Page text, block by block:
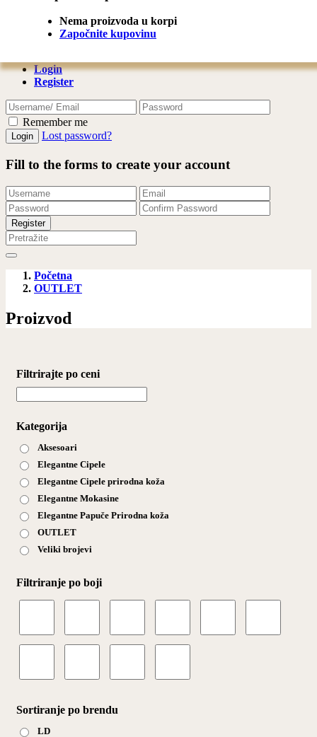
Share this to product:
Login
Register
Remember me
Lost password?
Fill to the forms to create your account
Nema proizvoda u korpi
Započnite kupovinu
Početna
OUTLET
Proizvod
Filtrirajte po ceni
Kategorija
Aksesoari
Elegantne Cipele
Elegantne Cipele prirodna koža
Elegantne Mokasine
Elegantne Papuče Prirodna koža
OUTLET
Veliki brojevi
Filtriranje po boji
Sortiranje po brendu
LD